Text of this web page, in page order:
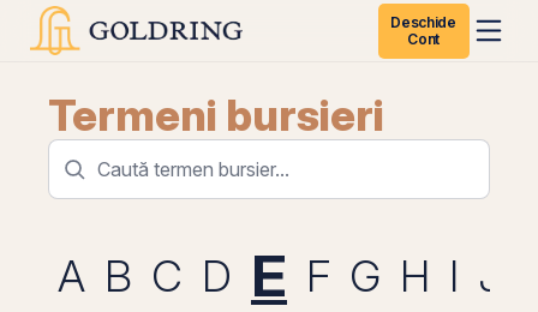
Deschide
Cont
Termeni bursieri
A B C D E F G H I J